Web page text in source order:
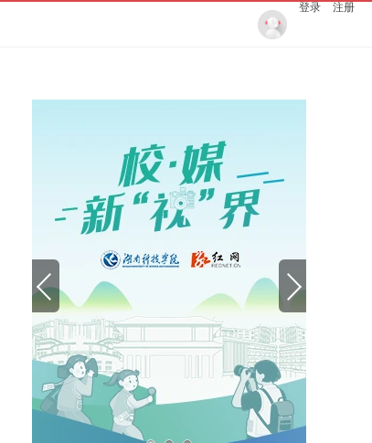
登录 注册